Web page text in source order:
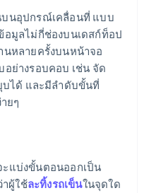
นอุปกรณ์เคลื่อนที่ แบบ
มูลไม่กี่ช่องบนเดสก์ท็อป
นหลายครั้งบนหน้าจอ
ย่างรอบคอบ เช่น จัด
บได้ และมีลำดับขั้นที่
ยๆ
แบ่งขั้นตอนออกเป็น
าผู้ใช้ละทิ้งรถเข็นในจุดใด